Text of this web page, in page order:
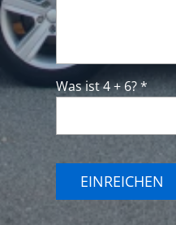
Was ist 4 + 6? *
EINREICHEN